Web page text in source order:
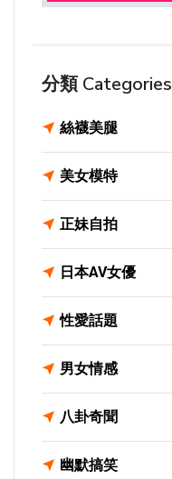
分類 Categories
絲襪美腿
美女模特
正妹自拍
日本AV女優
性愛話題
男女情感
八卦奇聞
幽默搞笑